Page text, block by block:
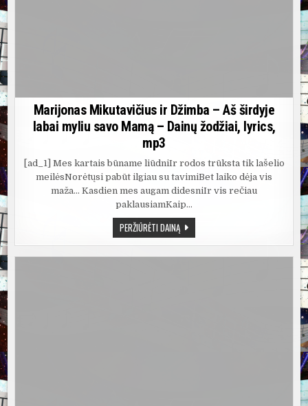
Marijonas Mikutavičius ir Džimba – Aš širdyje
labai myliu savo Mamą – Dainų žodžiai, lyrics,
mp3
[ad_1] Mes kartais būname liūdniIr rodos trūksta tik lašelio
meilėsNorėtųsi pabūt ilgiau su tavimiBet laiko dėja vis
maža… Kasdien mes augam didesniIr vis rečiau
paklausiamKaip…
PERŽIŪRĖTI DAINĄMARIJONAS
MIKUTAVIČIUS
IR
DŽIMBA